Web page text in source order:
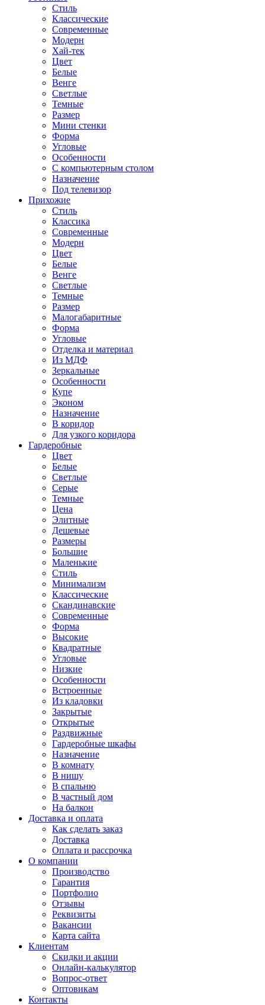
Стиль
Классические
Современные
Модерн
Хай-тек
Цвет
Белые
Венге
Светлые
Темные
Размер
Мини стенки
Форма
Угловые
Особенности
С компьютерным столом
Назначение
Под телевизор
Прихожие
Стиль
Классика
Современные
Модерн
Цвет
Белые
Венге
Светлые
Темные
Размер
Малогабаритные
Форма
Угловые
Отделка и материал
Из МДФ
Зеркальные
Особенности
Купе
Эконом
Назначение
В коридор
Для узкого коридора
Гардеробные
Цвет
Белые
Светлые
Серые
Темные
Цена
Элитные
Дешевые
Размеры
Большие
Маленькие
Стиль
Минимализм
Классические
Скандинавские
Современные
Форма
Высокие
Квадратные
Угловые
Низкие
Особенности
Встроенные
Из кладовки
Закрытые
Открытые
Раздвижные
Гардеробные шкафы
Назначение
В комнату
В нишу
В спальню
В частный дом
На балкон
Доставка и оплата
Как сделать заказ
Доставка
Оплата и рассрочка
О компании
Производство
Гарантия
Портфолио
Отзывы
Реквизиты
Вакансии
Карта сайта
Клиентам
Скидки и акции
Онлайн-калькулятор
Вопрос-ответ
Оптовикам
Контакты